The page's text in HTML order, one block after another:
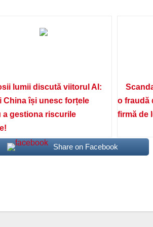
lumii discută viitorul AI:
China își unesc forțele
a gestiona riscurile
o fraudă
firmă de
Share on Facebook